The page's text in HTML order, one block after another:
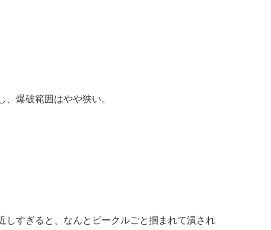
爆破範囲はやや狭い。
すぎると、なんとビークルごと掴まれて潰され